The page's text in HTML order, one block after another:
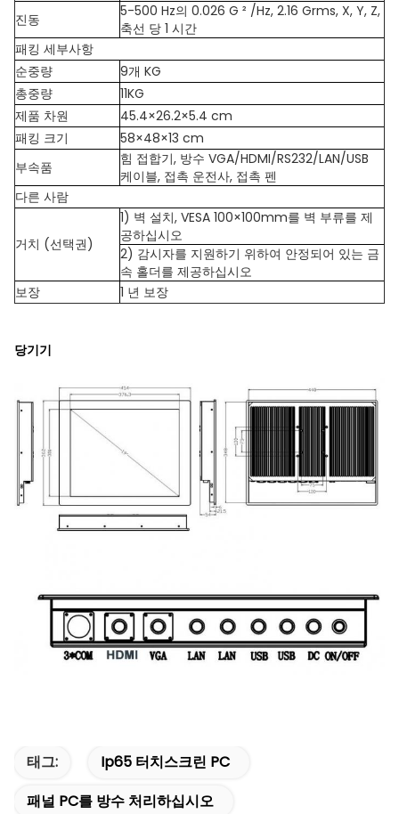
진동
5-500 Hz의 0.026 G ² /Hz, 2.16 Grms, X, Y, Z,
축선 당 1 시간
패킹 세부사항
순중량
9개 KG
총중량
11KG
제품 차원
45.4×26.2×5.4 cm
패킹 크기
58×48×13 cm
부속품
힘 접합기, 방수 VGA/HDMI/RS232/LAN/USB
케이블, 접촉 운전사, 접촉 펜
다른 사람
거치 (선택권)
1) 벽 설치, VESA 100×100mm를 벽 부류를 제
공하십시오
2) 감시자를 지원하기 위하여 안정되어 있는 금
속 홀더를 제공하십시오
보장
1 년 보장
당기기
태그:
Ip65 터치스크린 PC
패널 PC를 방수 처리하십시오